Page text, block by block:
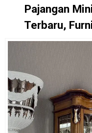
Pajangan
Terbaru,